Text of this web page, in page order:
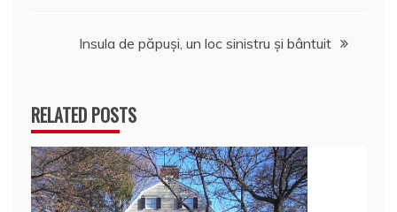
Insula de păpuşi, un loc sinistru şi bântuit
RELATED POSTS